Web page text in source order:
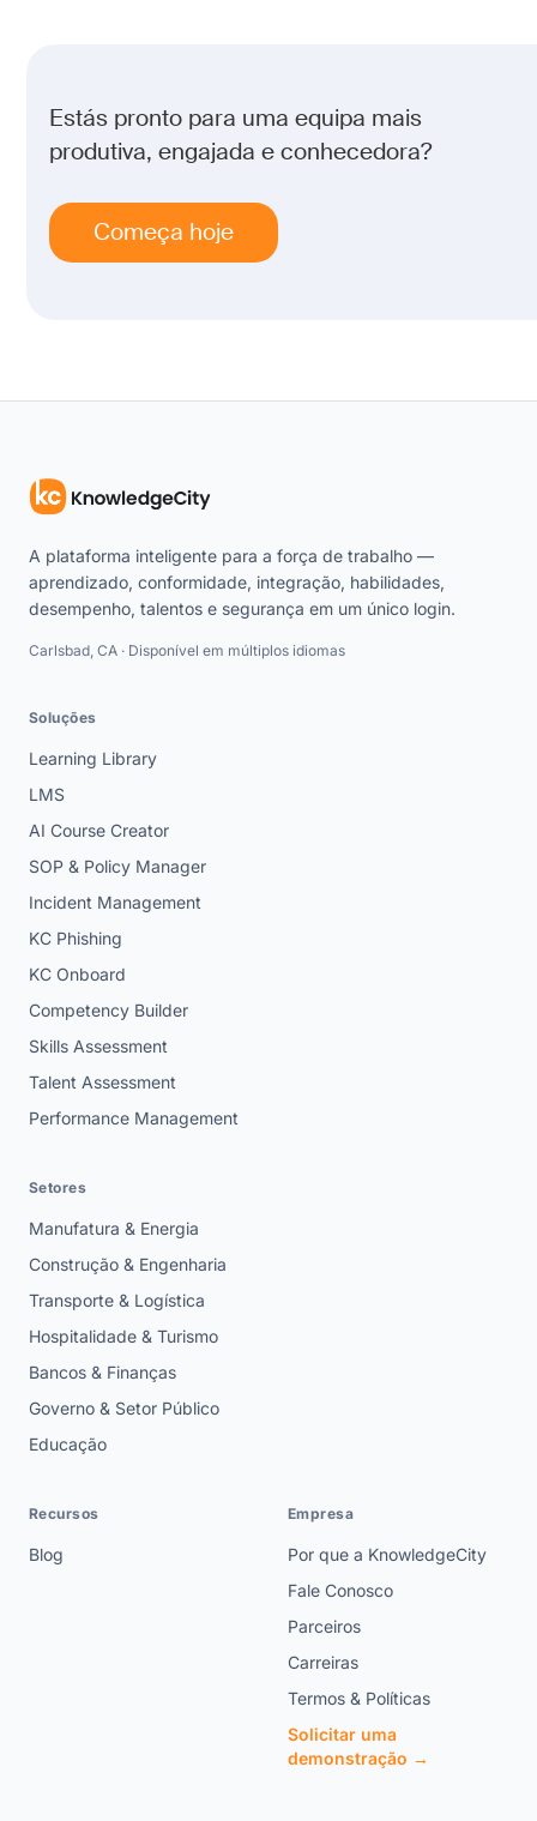
Estás pronto para uma equipa mais
produtiva, engajada e conhecedora?
Começa hoje
A plataforma inteligente para a força de trabalho —
aprendizado, conformidade, integração, habilidades,
desempenho, talentos e segurança em um único login.
Carlsbad, CA · Disponível em múltiplos idiomas
Soluções
Learning Library
LMS
AI Course Creator
SOP & Policy Manager
Incident Management
KC Phishing
KC Onboard
Competency Builder
Skills Assessment
Talent Assessment
Performance Management
Setores
Manufatura & Energia
Construção & Engenharia
Transporte & Logística
Hospitalidade & Turismo
Bancos & Finanças
Governo & Setor Público
Educação
Recursos
Blog
Empresa
Por que a KnowledgeCity
Fale Conosco
Parceiros
Carreiras
Termos & Políticas
Solicitar uma
demonstração →